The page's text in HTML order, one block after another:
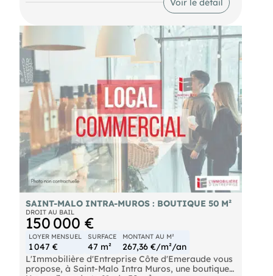
disposent d'une surface de vente agréable,
une activité commerciale dans de bonnes
conditions. Ils comprennent également un arrière-
magasin offrant un espace de stockage et
d'organisation complémentaire. L'ensemble
développe une surface totale d'environ 110 m²,
offrant de beaux volumes et de nombreuses
possibilités d'aménagement selon le projet du
futur exploitant. Le loyer mensuel s'élève à 1 029 €
HT. Conditions de la cession : nous consulter.
Voir le détail
SAINT-MALO INTRA-MUROS : BOUTIQUE 50 M²
DROIT AU BAIL
150 000 €
LOYER MENSUEL
1 047 €
SURFACE
47 m²
MONTANT AU M²
267,36 €/m²/an
L'Immobilière d'Entreprise Côte d'Emeraude vous
propose, à Saint-Malo Intra Muros, une boutique